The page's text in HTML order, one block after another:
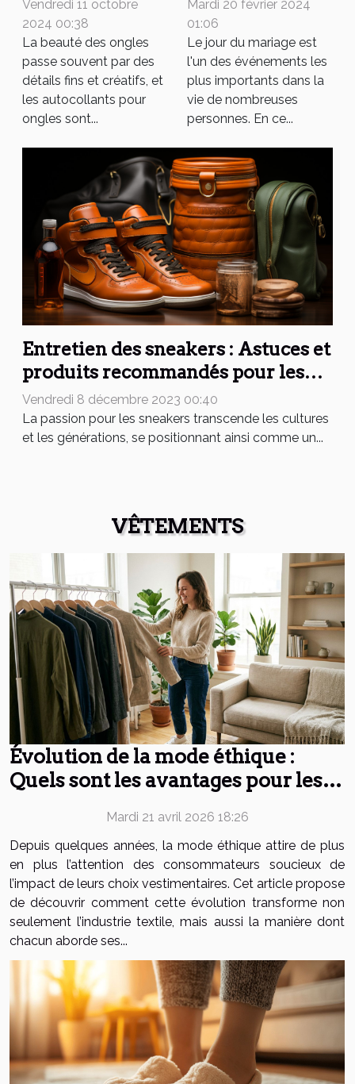
facilement des
autocollants
pour ongles
Vendredi 11 octobre
2024 00:38
La beauté des ongles
passe souvent par des
détails fins et créatifs, et
les autocollants pour
ongles sont...
sublimer votre
look nuptial
Mardi 20 février 2024
01:06
Le jour du mariage est
l'un des événements les
plus importants dans la
vie de nombreuses
personnes. En ce...
Entretien des sneakers : Astuces et
produits recommandés pour les
garder impeccables
Vendredi 8 décembre 2023 00:40
La passion pour les sneakers transcende les cultures
et les générations, se positionnant ainsi comme un...
VÊTEMENTS
Évolution de la mode éthique :
Quels sont les avantages pour les
Mardi 21 avril 2026 18:26
Depuis quelques années, la mode éthique attire de plus
en plus l’attention des consommateurs soucieux de
l’impact de leurs choix vestimentaires. Cet article propose
de découvrir comment cette évolution transforme non
seulement l’industrie textile, mais aussi la manière dont
chacun aborde ses...